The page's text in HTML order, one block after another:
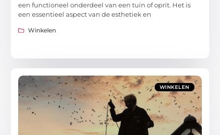
een functioneel onderdeel van een tuin of oprit. Het is
een essentieel aspect van de esthetiek en
Winkelen
WINKELEN